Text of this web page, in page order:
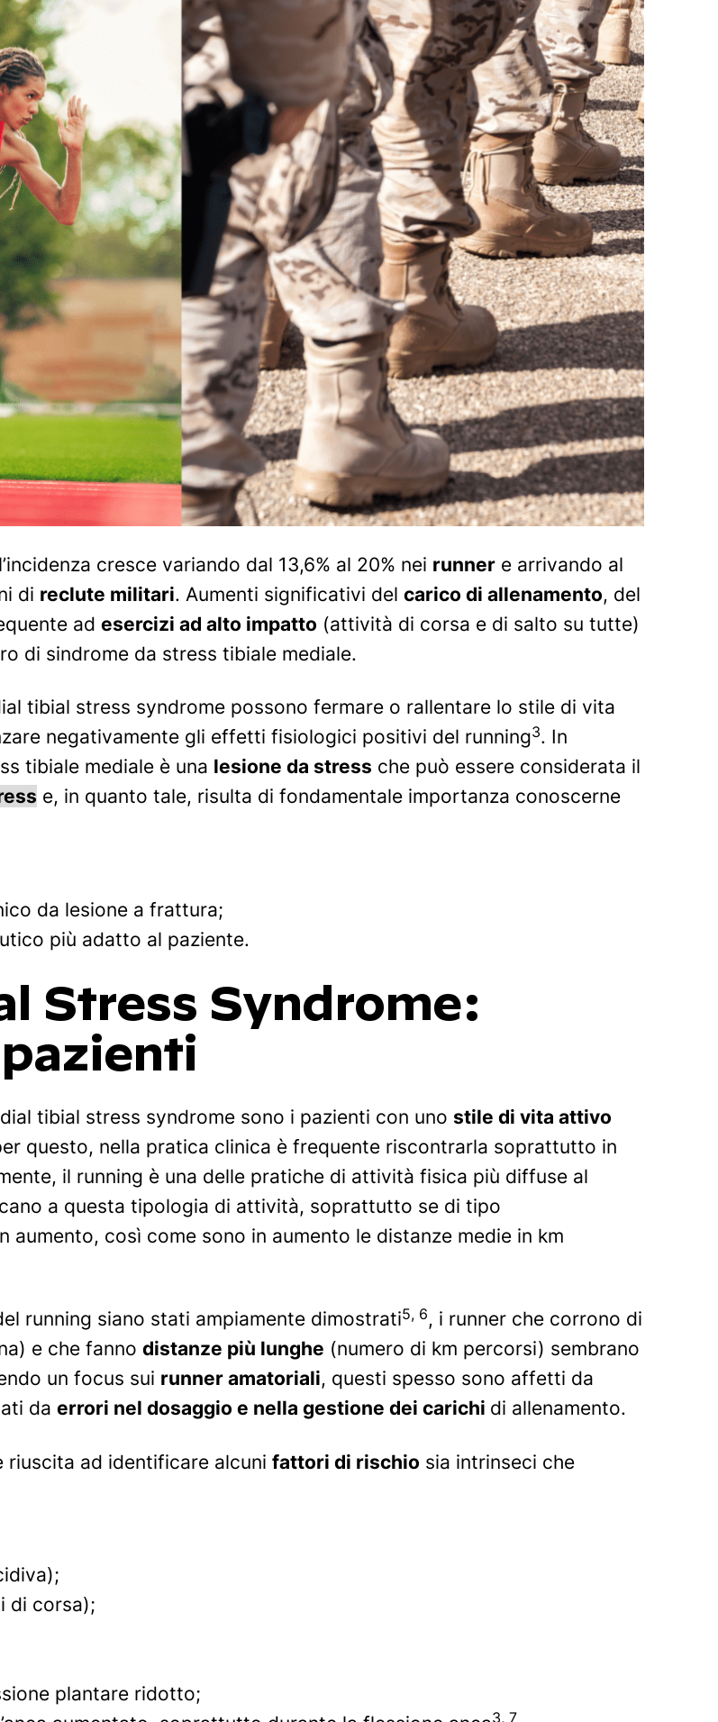
cresce variando dal 13,6% al 20% nei runnere arrivando al
di reclute militari. Aumenti significativi del carico di allenamento, del
ad esercizi ad alto impatto (attività di corsa e di salto su tutte)
di sindrome da stress tibiale mediale.
tibial stress syndromepossono fermare o rallentare lo stile di vita
negativamente gli effetti fisiologici positivi del running3. In
tibiale mediale è una lesione da stress che può essere considerata il
e, in quanto tale, risulta di fondamentale importanza conoscerne
da lesione a frattura;
più adatto al paziente.
Stress Syndrome:
tibial stress syndrome sono i pazienti con uno stile di vita attivo
questo, nella pratica clinica è frequente riscontrarla soprattutto in
il running è una delle pratiche di attività fisica più diffuse al
a questa tipologia di attività, soprattutto se di tipo
aumento, così come sono in aumento le distanze medie in km
running siano stati ampiamente dimostrati5, 6, i runner che corrono di
e che fanno distanze più lunghe (numero di km percorsi) sembrano
un focus sui runner amatoriali, questi spesso sono affetti da
da errori nel dosaggio e nella gestione dei carichi di allenamento.
riuscita ad identificare alcuni fattori di rischio sia intrinseci che
di corsa);
plantare ridotto;
3, 7